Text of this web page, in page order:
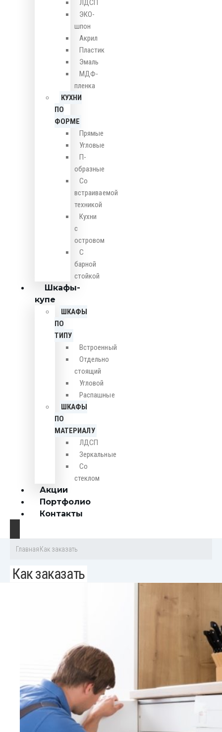
ЛДСП
ЭКО-
шпон
Акрил
Пластик
Эмаль
МДФ-
пленка
КУХНИ
ПО
ФОРМЕ
Прямые
Угловые
П-
образные
Со
встраиваемой
техникой
Кухни
с
островом
С
барной
стойкой
Шкафы-
купе
ШКАФЫ
ПО
ТИПУ
Встроенный
Отдельно
стоящий
Угловой
Распашные
ШКАФЫ
ПО
МАТЕРИАЛУ
ЛДСП
Зеркальные
Со
стеклом
Акции
Портфолио
Контакты
ГлавнаяКак заказать
Как заказать